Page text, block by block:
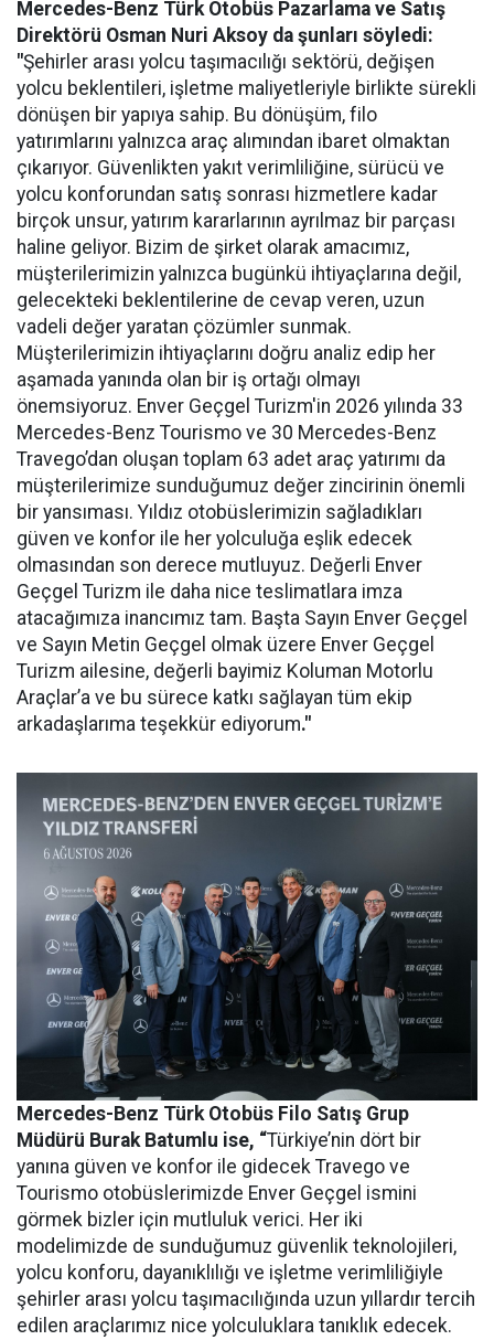
Mercedes-Benz Türk Otobüs Pazarlama ve Satış
Direktörü Osman Nuri Aksoy da şunları söyledi:
"Şehirler arası yolcu taşımacılığı sektörü, değişen
yolcu beklentileri, işletme maliyetleriyle birlikte sürekli
dönüşen bir yapıya sahip. Bu dönüşüm, filo
yatırımlarını yalnızca araç alımından ibaret olmaktan
çıkarıyor. Güvenlikten yakıt verimliliğine, sürücü ve
yolcu konforundan satış sonrası hizmetlere kadar
birçok unsur, yatırım kararlarının ayrılmaz bir parçası
haline geliyor. Bizim de şirket olarak amacımız,
müşterilerimizin yalnızca bugünkü ihtiyaçlarına değil,
gelecekteki beklentilerine de cevap veren, uzun
vadeli değer yaratan çözümler sunmak.
Müşterilerimizin ihtiyaçlarını doğru analiz edip her
aşamada yanında olan bir iş ortağı olmayı
önemsiyoruz. Enver Geçgel Turizm'in 2026 yılında 33
Mercedes-Benz Tourismo ve 30 Mercedes-Benz
Travego’dan oluşan toplam 63 adet araç yatırımı da
müşterilerimize sunduğumuz değer zincirinin önemli
bir yansıması. Yıldız otobüslerimizin sağladıkları
güven ve konfor ile her yolculuğa eşlik edecek
olmasından son derece mutluyuz. Değerli Enver
Geçgel Turizm ile daha nice teslimatlara imza
atacağımıza inancımız tam. Başta Sayın Enver Geçgel
ve Sayın Metin Geçgel olmak üzere Enver Geçgel
Turizm ailesine, değerli bayimiz Koluman Motorlu
Araçlar’a ve bu sürece katkı sağlayan tüm ekip
arkadaşlarıma teşekkür ediyorum."
Mercedes-Benz Türk Otobüs Filo Satış Grup
Müdürü Burak Batumlu ise, “Türkiye’nin dört bir
yanına güven ve konfor ile gidecek Travego ve
Tourismo otobüslerimizde Enver Geçgel ismini
görmek bizler için mutluluk verici. Her iki
modelimizde de sunduğumuz güvenlik teknolojileri,
yolcu konforu, dayanıklılığı ve işletme verimliliğiyle
şehirler arası yolcu taşımacılığında uzun yıllardır tercih
edilen araçlarımız nice yolculuklara tanıklık edecek.